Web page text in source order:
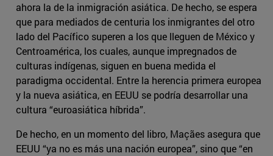
ahora la de la inmigración asiática. De hecho, se espera
que para mediados de centuria los inmigrantes del otro
lado del Pacífico superen a los que lleguen de México y
Centroamérica, los cuales, aunque impregnados de
culturas indígenas, siguen en buena medida el
paradigma occidental. Entre la herencia primera europea
y la nueva asiática, en EEUU se podría desarrollar una
cultura “euroasiática híbrida”.
De hecho, en un momento del libro, Maçães asegura que
EEUU “ya no es más una nación europea”, sino que “en